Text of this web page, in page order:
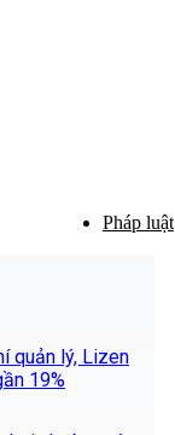
Pháp luật
quản lý, Lizen
19%